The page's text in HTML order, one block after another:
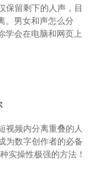
保留剩下的人声，目
。男女和声怎么分
学会在电脑和网页上
视频内分离重叠的人
为数字创作者的必备
实操性极强的方法！